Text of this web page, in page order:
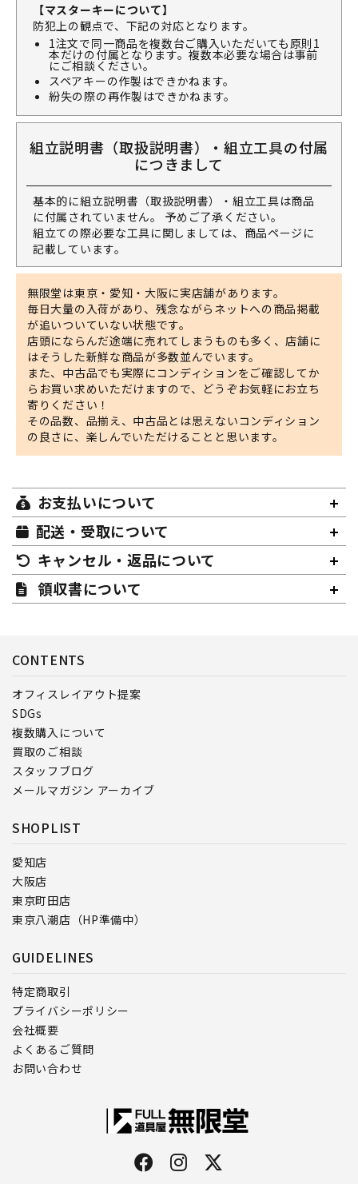
【マスターキーについて】
防犯上の観点で、下記の対応となります。
1注文で同一商品を複数台ご購入いただいても原則1
本だけの付属となります。複数本必要な場合は事前
にご相談ください。
スペアキーの作製はできかねます。
紛失の際の再作製はできかねます。
組立説明書（取扱説明書）・組立工具の付属
につきまして
基本的に組立説明書（取扱説明書）・組立工具は商品
に付属されていません。 予めご了承ください。
組立ての際必要な工具に関しましては、商品ページに
記載しています。
無限堂は東京・愛知・大阪に実店舗があります。
毎日大量の入荷があり、残念ながらネットへの商品掲載
が追いついていない状態です。
店頭にならんだ途端に売れてしまうものも多く、店舗に
はそうした新鮮な商品が多数並んでいます。
また、中古品でも実際にコンディションをご確認してか
らお買い求めいただけますので、どうぞお気軽にお立ち
寄りください！
その品数、品揃え、中古品とは思えないコンディション
の良さに、楽しんでいただけることと思います。
お支払いについて
配送・受取について
キャンセル・返品について
領収書について
CONTENTS
オフィスレイアウト提案
SDGs
複数購入について
買取のご相談
スタッフブログ
メールマガジン アーカイブ
SHOPLIST
愛知店
大阪店
東京町田店
東京八潮店（HP準備中）
GUIDELINES
特定商取引
プライバシーポリシー
会社概要
よくあるご質問
お問い合わせ